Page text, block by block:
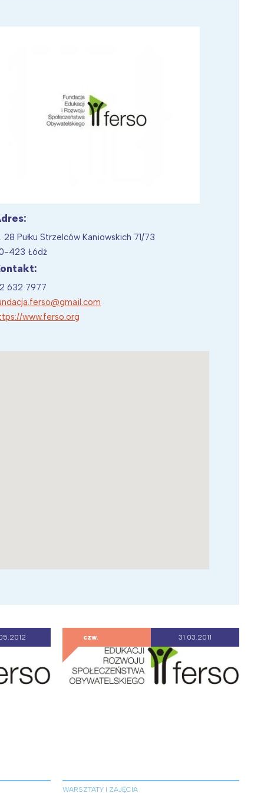
28 Pułku Strzelców Kaniowskich 71/73
423 Łódź
632 7977
www.ferso.org
czw. 31.03.2011
WARSZTATY I ZAJĘCIA